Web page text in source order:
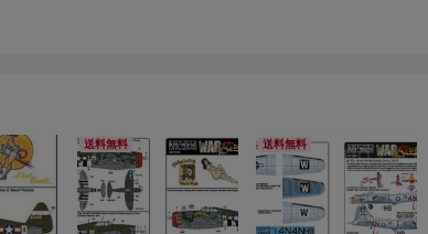
送料無料 送料無料